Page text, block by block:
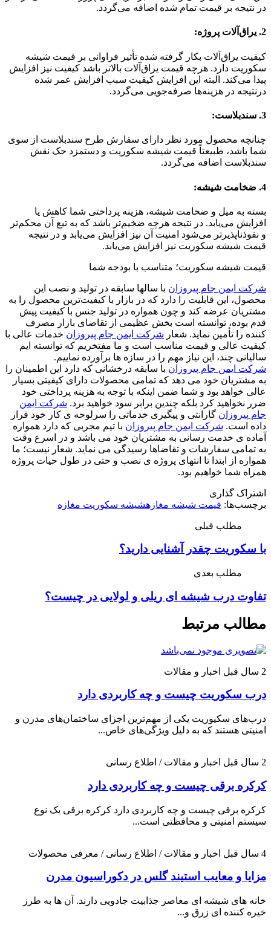
در نتیجه بر قیمت تمام ‌شده اضافه می‌گردد.
2. یراق‌آلات پروژه:
کیفیت یراق‌آلات بکار گرفته شده تأثیر فراوانی بر قیمت شیشه
سکوریت دارد. هرچه قیمت یراق‌آلات بالاتر باشد کیفیت نیز افزایش
پیدا می‌کند. البته این افزایش کیفیت سبب افزایش عمر شده
درنتیجه در هزینه‌ها صرفه‌جویی می‌گردد.
3. سندبلاست:
چنانچه محصول مورد نظر دارای سفارش طرح سندبلاست از سوی
شما باشد، طبیعتاً قیمت شیشه سکوریت و دستمزد حک نقش
سندبلاست اضافه می‌گردد.
4. ضخامت شیشه:
بسته به میل و ضخامت شیشه، هزینه پرداختی شما کاهش یا
افزایش می‌یابد. در نتیجه هرچه ضخیم‌تر باشد که به تبع آن محکم‌تر
و نفوذناپذیرتر می‌شود امنیت آن نیز افزایش می‌یابد و در نتیجه
قیمت شیشه سکوریت نیز افزایش می‌یابد.
قیمت شیشه سکوریت؛ متناسب با بودجه شما
شرکت ایمن جام پیروزان با سالها سابقه در تولید و نصب این
محصول، این قابلیت را دارد که در بازار با کیفیت‌ترین محصول را به
مشتریان عرضه کند و چون همواره در تولید جنس با کیفیت پیش
قدم بوده، توانسته است بخش عظیمی از تقاضای بازار مصرف
کننده را تأمین نماید. شعار شرکت ایمن جام پیروزان خدمات عالی با
کیفیت عالی و قیمت مناسب است و ما مفتخریم که توانسته ایم
سالیانی چند، این نیاز مهم را در سازه ها برآورده نماییم.
شرکت ایمن جام پیروزان با سابقه درخشانی که دارد این اطمینان را
به مشتریان خود می دهد که تمامی محصولات دارای کیفیتی بسیار
عالی خواهد بود و شما ضمن اینکه با توجه به هزینه پرداختی خود
ضرر نخواهید کرد بلکه چندین برابر سود خواهید برد. شرکت ایمن
جام پیروزان گارانتی و پیگیری خدماتی را سرلوحه ی کار خود قرار
داده است. شرکت ایمن جام پیروزان با تیم مجربی که دارد همواره
آماده ی خدمت رسانی به مشتریان خود می باشد و در اسرع وقت
به تمامی سفارشات و تقاضاها رسیدگی می نماید. شعار نیست؛ ما
همواره از ابتدا تا انتهای پروژه ی نصب و حتی در طول حیات پروژه
همراه شما خواهیم بود.
اشتراک گذاری
برچسب‌ها: قیمت شیشه مغازهشیشه سکوریت مغازه
مطلب قبلی
با سکوریت چقدر آشنایی دارید؟
مطلب بعدی
تفاوت درب شیشه ای ریلی و لولایی در چیست؟
مطالب مرتبط
2 سال قبل اخبار و مقالات
درب سکوریت چیست و چه کاربردی دارد
درب‌های سکیوریت یکی از مهم‌ترین اجزای ساختمان‌های مدرن و
امنیتی هستند که به دلیل ویژگی‌های خاص...
2 سال قبل اخبار و مقالات / اطلاع رسانی
کرکره برقی چیست و چه کاربردی دارد
کرکره برقی چیست و چه کاربردی دارد کرکره برقی یک نوع
سیستم امنیتی و محافظتی است...
4 سال قبل اخبار و مقالات / اطلاع رسانی / معرفی محصولات
مزایا و معایب استیند گلس در دکوراسیون مدرن
خانه های شیشه ای معاصر جذابیت جادویی دارند. آن ها به طرز
خیره کننده ای زرق و...